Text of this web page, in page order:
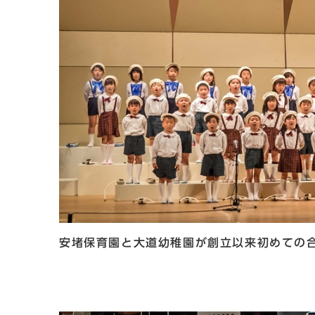
安堵保育園と大道幼稚園が創立以来初めての